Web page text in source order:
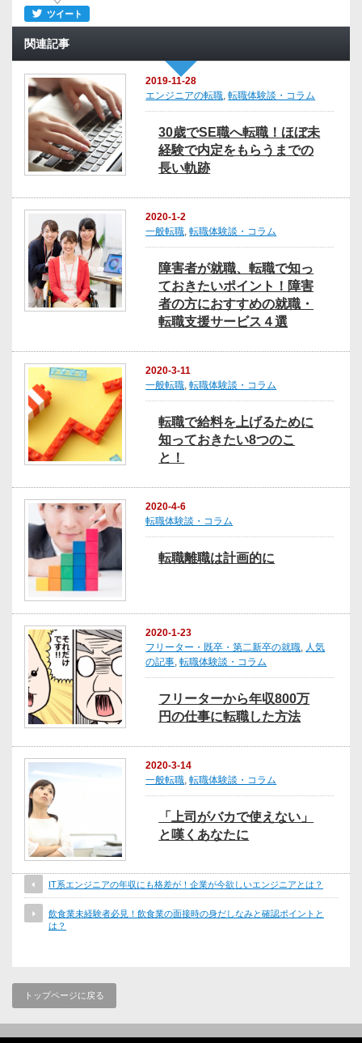
ツイート
関連記事
2019-11-28
エンジニアの転職,転職体験談・コラム
30歳でSE職へ転職！ほぼ未
経験で内定をもらうまでの
長い軌跡
2020-1-2
一般転職,転職体験談・コラム
障害者が就職、転職で知っ
ておきたいポイント！障害
者の方におすすめの就職・
転職支援サービス４選
2020-3-11
一般転職,転職体験談・コラム
転職で給料を上げるために
知っておきたい8つのこ
と！
2020-4-6
転職体験談・コラム
転職離職は計画的に
2020-1-23
フリーター・既卒・第二新卒の就職, 人気
の記事,転職体験談・コラム
フリーターから年収800万
円の仕事に転職した方法
2020-3-14
一般転職,転職体験談・コラム
「上司がバカで使えない」
と嘆くあなたに
IT系エンジニアの年収にも格差が！企業が今欲しいエンジニアとは？
飲食業未経験者必見！飲食業の面接時の身だしなみと確認ポイントと
は？
トップページに戻る